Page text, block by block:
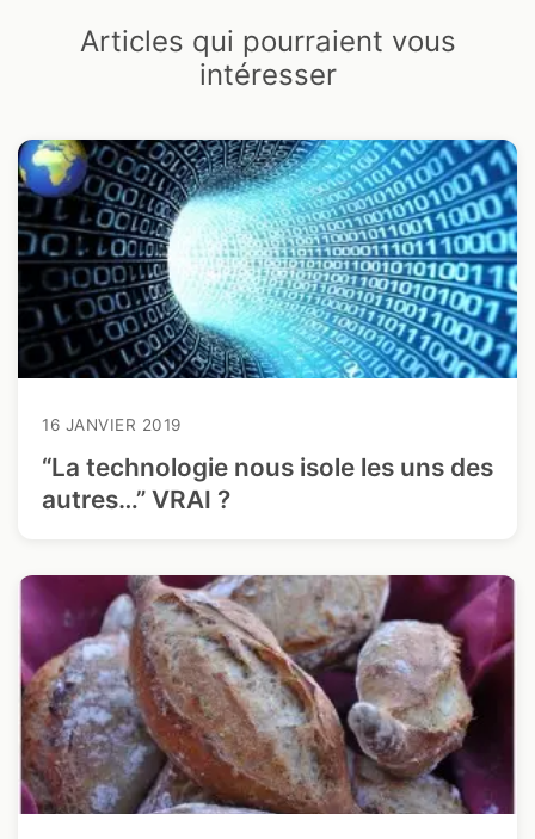
Articles qui pourraient vous
intéresser
16 JANVIER 2019
“La technologie nous isole les uns des
autres…” VRAI ?